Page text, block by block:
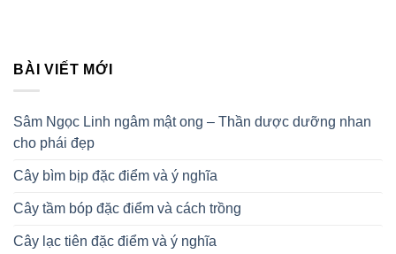
BÀI VIẾT MỚI
Sâm Ngọc Linh ngâm mật ong – Thần dược dưỡng nhan
cho phái đẹp
Cây bìm bịp đặc điểm và ý nghĩa
Cây tầm bóp đặc điểm và cách trồng
Cây lạc tiên đặc điểm và ý nghĩa